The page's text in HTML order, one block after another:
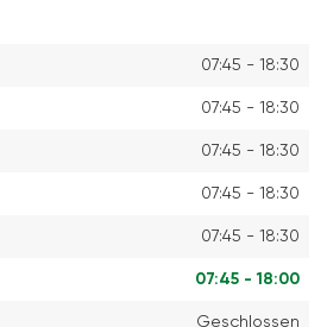
07:45 - 18:30
07:45 - 18:30
07:45 - 18:30
07:45 - 18:30
07:45 - 18:30
07:45 - 18:00
Geschlossen